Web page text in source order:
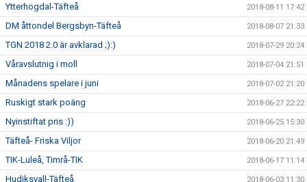
Ytterhogdal-Täfteå 2018-08-11 17:42
DM åttondel Bergsbyn-Täfteå 2018-08-07 21:33
TGN 2018 2.0 är avklarad ;):) 2018-07-29 20:24
Våravslutnig i moll 2018-07-04 21:51
Månadens spelare i juni 2018-07-02 21:20
Ruskigt stark poäng 2018-06-27 22:22
Nyinstiftat pris :)) 2018-06-25 15:30
Täfteå- Friska Viljor 2018-06-20 21:49
TIK-Luleå, Timrå-TIK 2018-06-17 11:14
Hudiksvall-Täfteå 2018-06-03 11:30